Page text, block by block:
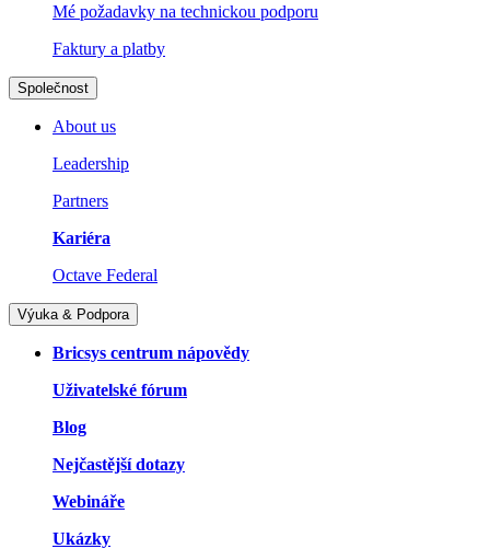
Mé požadavky na technickou podporu
Faktury a platby
Společnost
About us
Leadership
Partners
Kariéra
Octave Federal
Výuka & Podpora
Bricsys centrum nápovědy
Uživatelské fórum
Blog
Nejčastější dotazy
Webináře
Ukázky